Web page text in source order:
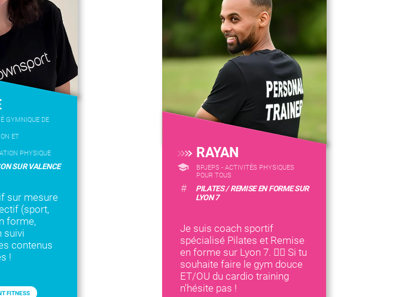
GYMNIQUE DE
ET
PHYSIQUE
SUR VALENCE
sur mesure
(sport,
forme,
suivi
contenus
!
FITNESS
RAYAN
BPJEPS - ACTIVITÉS PHYSIQUES
POUR TOUS
#
PILATES / REMISE EN FORME SUR
LYON 7
Je suis coach sportif
spécialisé Pilates et Remise
en forme sur Lyon 7. 🧘‍♂️ Si tu
souhaite faire le gym douce
ET/OU du cardio training
n'hésite pas !